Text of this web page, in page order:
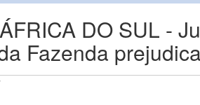
DO SUL -
Fazenda